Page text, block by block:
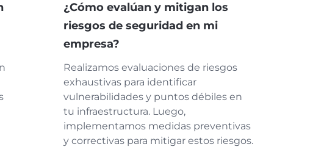
¿Cómo evalúan y mitigan los
riesgos de seguridad en mi
empresa?
Realizamos evaluaciones de riesgos
exhaustivas para identificar
vulnerabilidades y puntos débiles en
tu infraestructura. Luego,
implementamos medidas preventivas
y correctivas para mitigar estos riesgos.